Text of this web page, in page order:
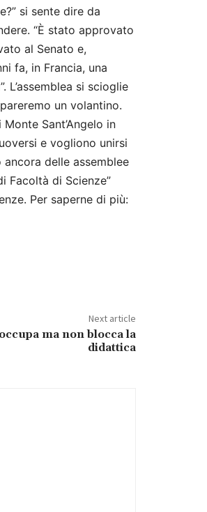
si sente dire da
“È stato approvato
al Senato e,
fa, in Francia, una
si scioglie
un volantino.
Sant’Angelo in
e vogliono unirsi
delle assemblee
Facoltà di Scienze”
Per saperne di più:
Next article
ma non blocca la
didattica